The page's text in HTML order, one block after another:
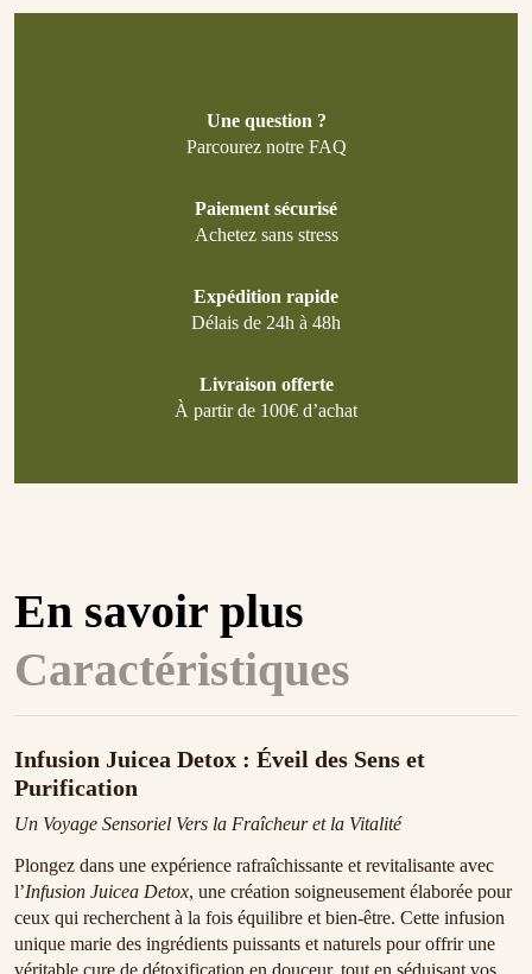
Une question ?
Parcourez notre FAQ
Paiement sécurisé
Achetez sans stress
Expédition rapide
Délais de 24h à 48h
Livraison offerte
À partir de 100€ d’achat
En savoir plus
Caractéristiques
Infusion Juicea Detox : Éveil des Sens et
Purification
Un Voyage Sensoriel Vers la Fraîcheur et la Vitalité
Plongez dans une expérience rafraîchissante et revitalisante avec
l’Infusion Juicea Detox, une création soigneusement élaborée pour
ceux qui recherchent à la fois équilibre et bien-être. Cette infusion
unique marie des ingrédients puissants et naturels pour offrir une
véritable cure de détoxification en douceur, tout en séduisant vos